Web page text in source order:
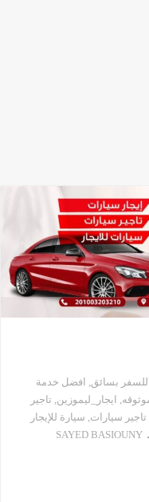
للسفر بسائق
افضل خدمة
ايجار_ليموزين تاجير
سيارات سيارة للإيجار
SAYED BASIOUNY